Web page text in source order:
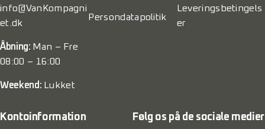
info@VanKompagni
et.dk
Åbning: Man – Fre
08:00 – 16:00
Weekend: Lukket
Persondatapolitik
Leveringsbetingels
er
Kontoinformation Følg os på de sociale medier